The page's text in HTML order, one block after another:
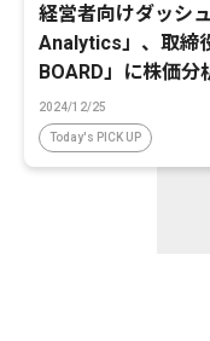
経営者向けダッシ
Analytics」、取締
BOARD」に株価分
2024/12/25
Today's PICK UP